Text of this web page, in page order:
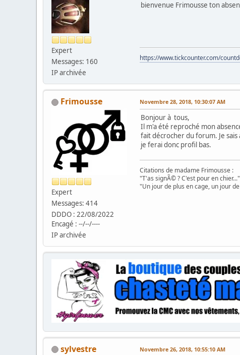
Expert
Messages: 160
IP archivée
bienvenue Frimousse ton
https://www.tickcounter.com/
Frimousse
Expert
Messages: 414
DDDO : 22/08/2022
Encagé : --/--/----
IP archivée
Novembre 28, 2018, 10:30:07 AM
Bonjour à tous,
Il m'a été reproché mon
fait décrocher du forum. Je
je ferai donc profil bas.
Citations de madame Frimousse :
"T'as signÃ© ? C'est pour en chier..."
"Un jour de plus en cage, un jour
sylvestre Novembre 26, 2018, 10:55:10 AM